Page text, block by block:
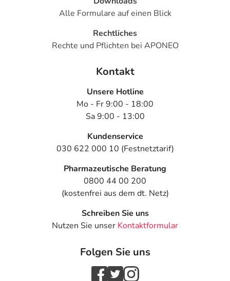
Arzneimitteln:
Erwachsene 2 Tabletten 1-mal täglich
Die Gesamtdosis sollte nicht ohne Rücksprache mit
Art der Anwendung?
Nehmen Sie das Arzneimittel im Ganzen mit Flüssigkeit
(z.B. 1 Glas Wasser) ein.
Die Anwendungsdauer richtet sich nach Art der
Beschwerde und/oder Dauer der Erkrankung und wird
deshalb nur von Ihrem Arzt bestimmt.
Alle Formulare auf einen Blick
Rechtliches
Rechte und Pflichten bei APONEO
Kontakt
Unsere Hotline
Mo - Fr 9:00 - 18:00
Sa 9:00 - 13:00
Kundenservice
030 622 000 10 (Festnetztarif)
Pharmazeutische Beratung
0800 44 00 200
(kostenfrei aus dem dt. Netz)
Schreiben Sie uns
Nutzen Sie unser Kontaktformular
Folgen Sie uns